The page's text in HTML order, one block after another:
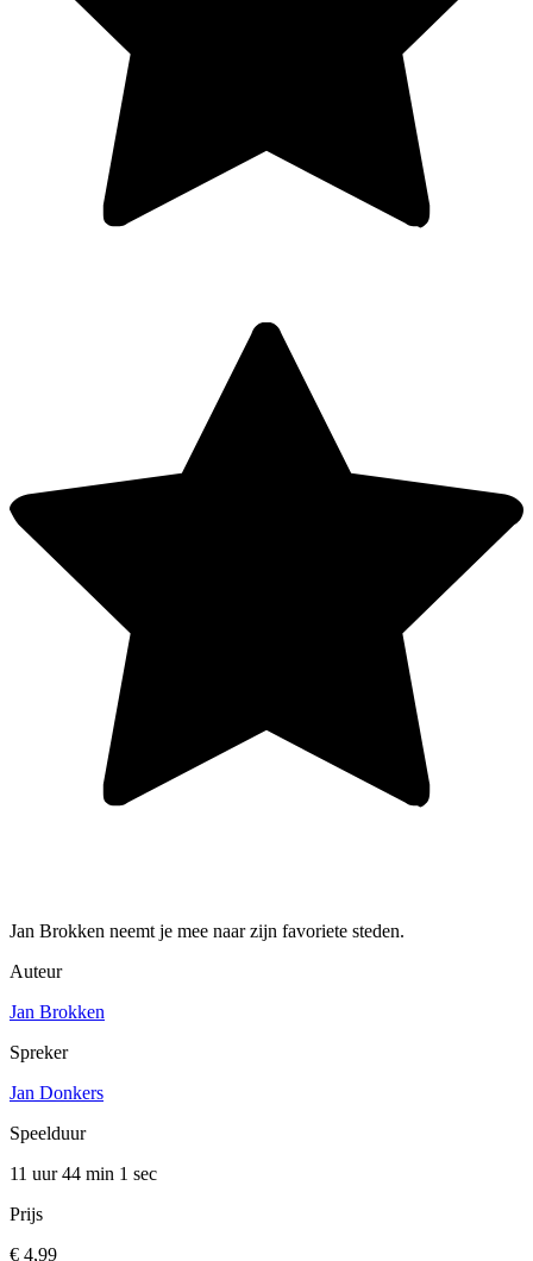
Jan Brokken neemt je mee naar zijn favoriete steden.
Auteur
Jan Brokken
Spreker
Jan Donkers
Speelduur
11 uur 44 min 1 sec
Prijs
€ 4,99